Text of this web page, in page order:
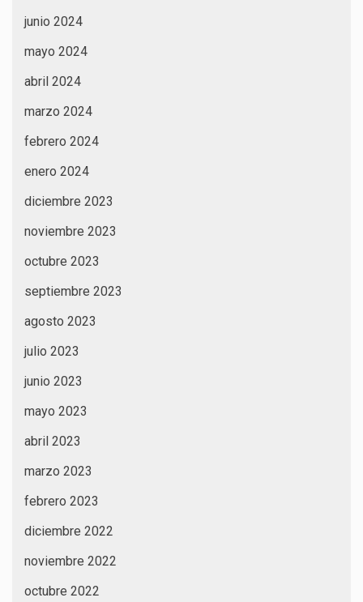
junio 2024
mayo 2024
abril 2024
marzo 2024
febrero 2024
enero 2024
diciembre 2023
noviembre 2023
octubre 2023
septiembre 2023
agosto 2023
julio 2023
junio 2023
mayo 2023
abril 2023
marzo 2023
febrero 2023
diciembre 2022
noviembre 2022
octubre 2022